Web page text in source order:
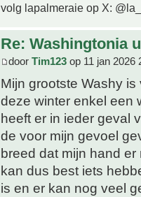
volg lapalmeraie op X:
Re: Washingtonia
door Tim123 op 11 jan 2026
Mijn grootste Washy
deze winter enkel een
heeft er in ieder geval
de voor mijn gevoel
breed dat mijn hand
kan dus best iets
is en er kan nog veel